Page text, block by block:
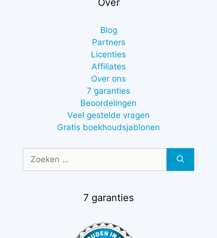
Over
Blog
Partners
Licenties
Affiliates
Over ons
7 garanties
Beoordelingen
Veel gestelde vragen
Gratis boekhoudsjablonen
Zoek
7 garanties